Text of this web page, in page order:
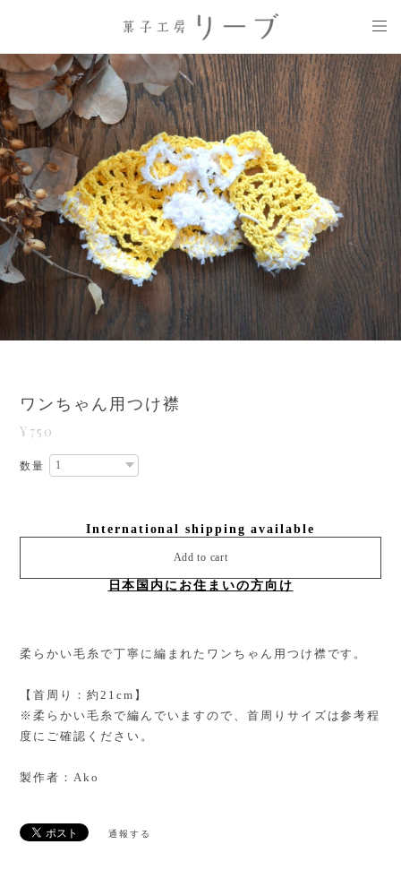
ワンちゃん用つけ襟
¥750
数量
International shipping available
Add to cart
日本国内にお住まいの方向け
柔らかい毛糸で丁寧に編まれたワンちゃん用つけ襟です。
【首周り：約21cm】
※柔らかい毛糸で編んでいますので、首周りサイズは参考程
度にご確認ください。
製作者：Ako
通報する